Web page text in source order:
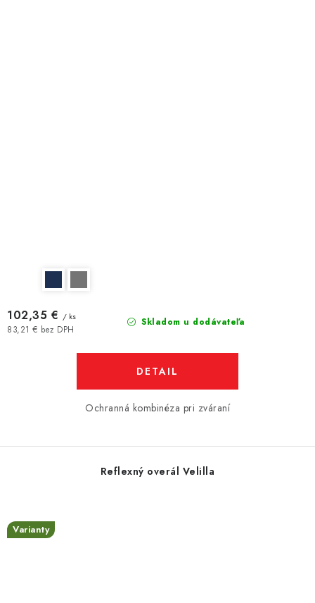
Skladom u dodávateľa
83,21 € bez DPH
102,35 € / ks
DETAIL
Ochranná kombinéza pri zváraní
Reflexný overál Velilla
Varianty